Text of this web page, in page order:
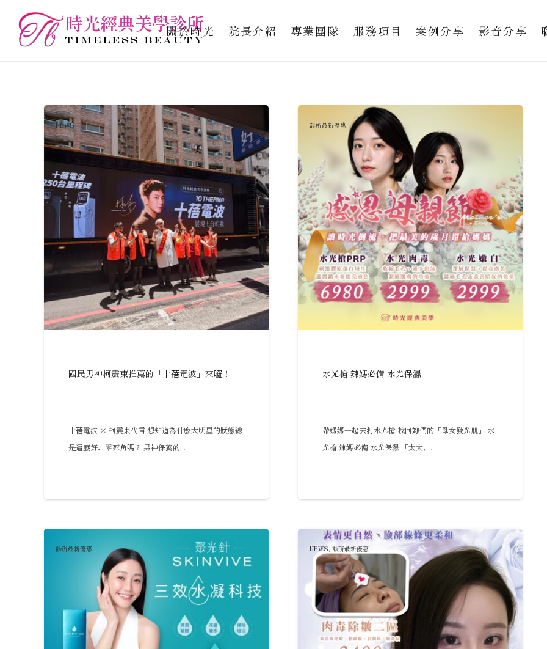
關於時光 院長介紹 專業團隊 服務項目 案例分享 影音分享
NEWS
國民男神柯震東推薦的「十蓓電波」來囉！
十蓓電波 × 柯震東代言 想知道為什麼大明星的狀態總
是這麼好、零死角嗎？ 男神保養的...
診所最新優惠
水光槍 辣媽必備 水光保濕
帶媽媽一起去打水光槍 找回妳們的「母女發光肌」 水
光槍 辣媽必備 水光保濕 「太太，...
診所最新優惠 NEWS,診所最新優惠